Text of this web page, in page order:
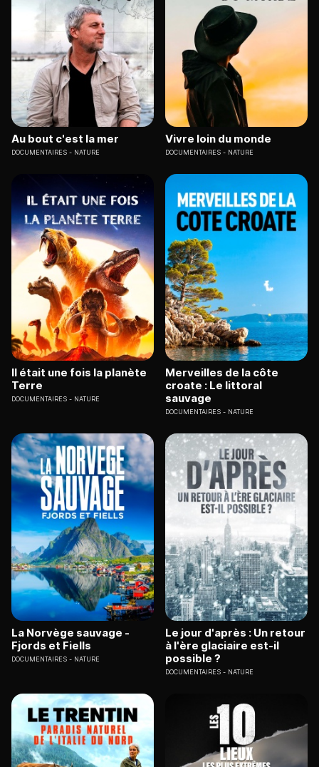
Au bout c'est la mer
DOCUMENTAIRES NATURE
Vivre loin du monde
DOCUMENTAIRES NATURE
Il était une fois la planète
Terre
DOCUMENTAIRES NATURE
Merveilles de la côte
croate : Le littoral
sauvage
DOCUMENTAIRES NATURE
La Norvège sauvage -
Fjords et Fiells
DOCUMENTAIRES NATURE
Le jour d'après : Un retour
à l'ère glaciaire est-il
possible ?
DOCUMENTAIRES NATURE